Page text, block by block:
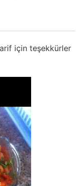
için teşekkürler